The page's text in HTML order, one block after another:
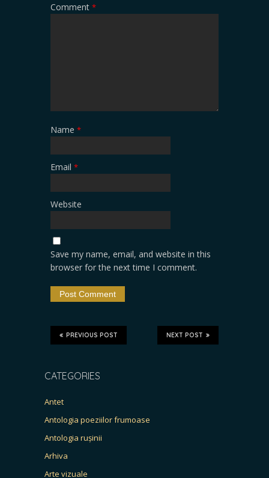
Comment *
Name *
Email *
Website
Save my name, email, and website in this
browser for the next time I comment.
NEXT POST
PREVIOUS POST
CATEGORIES
Antet
Antologia poeziilor frumoase
Antologia rușinii
Arhiva
Arte vizuale